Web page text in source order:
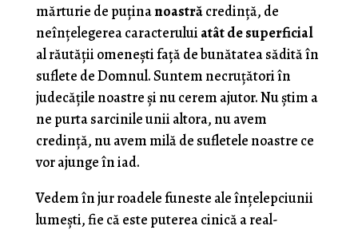
mărturie de puţinanoastrăcredinţă, de
neînţelegerea caracterului atât de superficial
al răutăţii omeneşti faţă de bunătatea sădită în
suflete de Domnul. Suntem necruţători în
judecăţile noastre şi nu cerem ajutor. Nu ştim a
ne purta sarcinile unii altora, nu avem
credinţă, nu avem milă de sufletele noastre ce
vor ajunge în iad.
Vedem în jur roadele funeste ale înţelepciunii
lumeşti, fie că este puterea cinică a real-